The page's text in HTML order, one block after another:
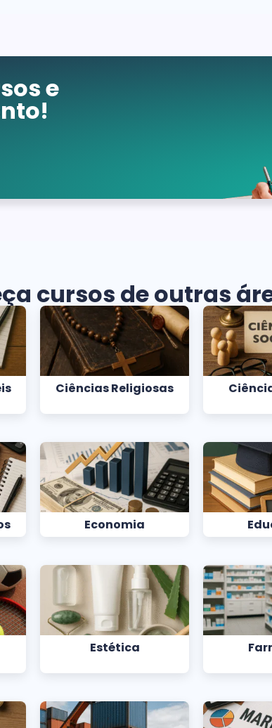
e
cursos de outras
Ciências Religiosas
Economia
Estética